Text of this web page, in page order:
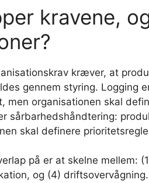
kravene,
kræver, at
gennem styring. Logging
men organisationen skal
sårbarhedshåndtering:
skal definere
på er at skelne mellem:
og (4)